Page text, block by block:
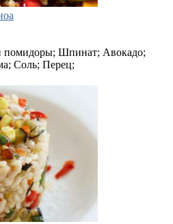
помидоры; Шпинат; Авокадо;
Соль; Перец;